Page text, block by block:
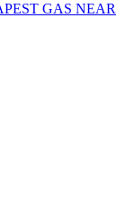
GAS